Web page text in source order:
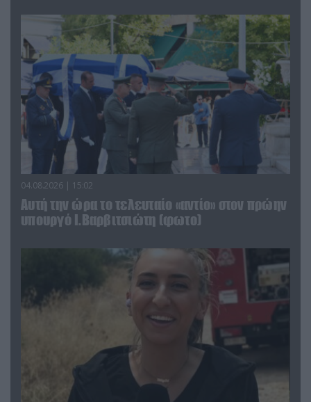
04.08.2026 | 15:02
Αυτή την ώρα το τελευταίο «αντίο» στον πρώην
υπουργό Ι.Βαρβιτσιώτη (φωτο)